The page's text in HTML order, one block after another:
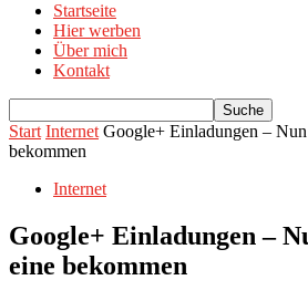
Startseite
Hier werben
Über mich
Kontakt
Start Internet Google+ Einladungen –
bekommen
Internet
Google+ Einladungen –
eine bekommen